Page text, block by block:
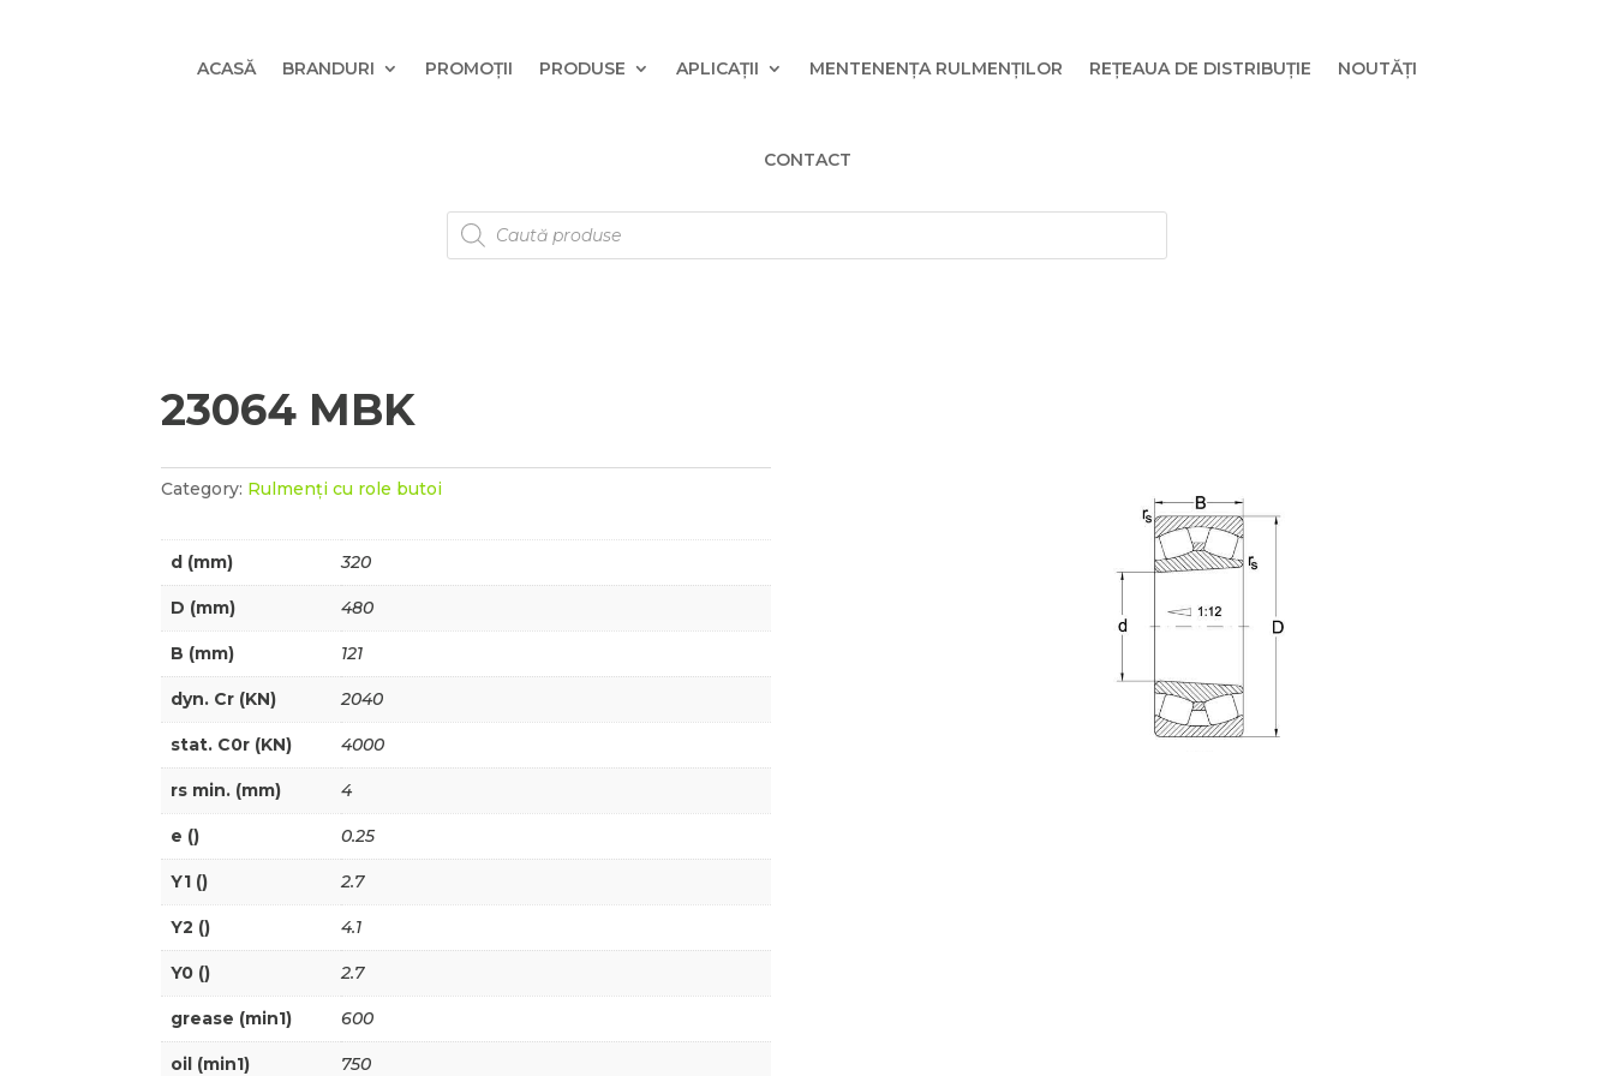
ACASĂ BRANDURI PROMOȚII PRODUSE APLICAȚII MENTENENȚA RULMENȚILOR REȚEAUA DE DISTRIBUȚIE NOUTĂȚI
CONTACT
Products
search
23064 MBK
Category: Rulmenți cu role butoi
d (mm) 320
D (mm) 480
B (mm) 121
dyn. Cr (KN) 2040
stat. C0r (KN) 4000
rs min. (mm) 4
e () 0.25
Y1 () 2.7
Y2 () 4.1
Y0 () 2.7
grease (min1) 600
oil (min1) 750